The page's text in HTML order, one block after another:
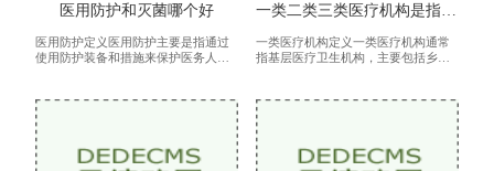
医用防护和灭菌哪个好
医用防护定义医用防护主要是指通过
使用防护装备和措施来保护医务人员
（PPE）、环境控制和操作规范等。
作用医
一类二类三类医疗机构是指什么
一类医疗机构定义一类医疗机构通常
指基层医疗卫生机构，主要包括乡镇
提供基本医疗服务和公共卫生服务。
特